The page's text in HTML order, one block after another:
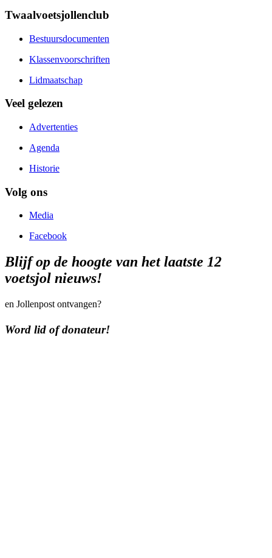
Twaalvoetsjollenclub
Bestuursdocumenten
Klassenvoorschriften
Lidmaatschap
Veel gelezen
Advertenties
Agenda
Historie
Volg ons
Media
Facebook
Blijf op de hoogte van het laatste 12
voetsjol nieuws!
en Jollenpost ontvangen?
Word lid of donateur!